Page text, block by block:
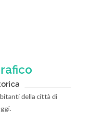
della città di